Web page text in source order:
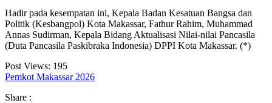
Hadir pada kesempatan ini, Kepala Badan Kesatuan Bangsa dan
Politik (Kesbangpol) Kota Makassar, Fathur Rahim, Muhammad
Annas Sudirman, Kepala Bidang Aktualisasi Nilai-nilai Pancasila
(Duta Pancasila Paskibraka Indonesia) DPPI Kota Makassar. (*)
Post Views: 195
Pemkot Makassar 2026
Share :